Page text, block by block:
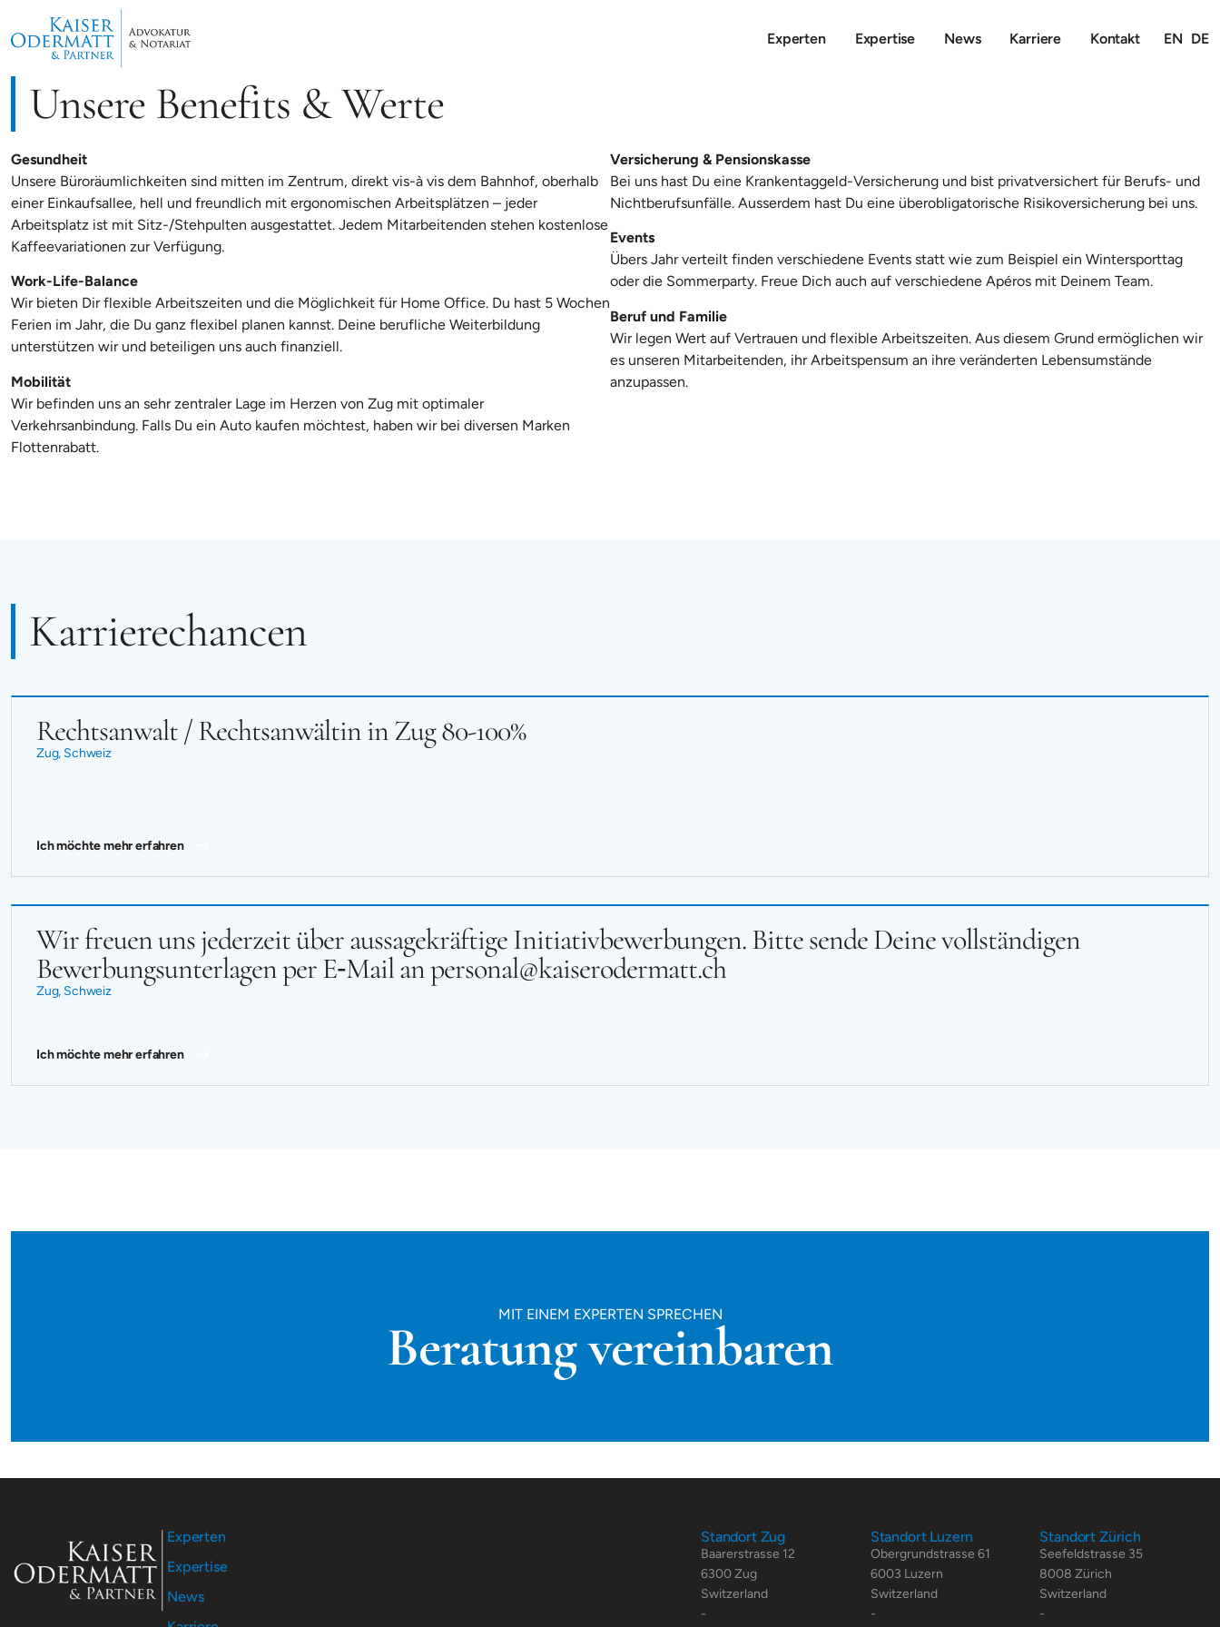
Experten Expertise News Karriere Kontakt EN DE
Unsere Benefits & Werte
Gesundheit
Unsere Büroräumlichkeiten sind mitten im Zentrum, direkt vis-à vis dem Bahnhof, oberhalb
einer Einkaufsallee, hell und freundlich mit ergonomischen Arbeitsplätzen – jeder
Arbeitsplatz ist mit Sitz-/Stehpulten ausgestattet. Jedem Mitarbeitenden stehen kostenlose
Kaffeevariationen zur Verfügung.
Work-Life-Balance
Wir bieten Dir flexible Arbeitszeiten und die Möglichkeit für Home Office. Du hast 5 Wochen
Ferien im Jahr, die Du ganz flexibel planen kannst. Deine berufliche Weiterbildung
unterstützen wir und beteiligen uns auch finanziell.
Mobilität
Wir befinden uns an sehr zentraler Lage im Herzen von Zug mit optimaler
Verkehrsanbindung. Falls Du ein Auto kaufen möchtest, haben wir bei diversen Marken
Flottenrabatt.
Versicherung & Pensionskasse
Bei uns hast Du eine Krankentaggeld-Versicherung und bist privatversichert für Berufs- und
Nichtberufsunfälle. Ausserdem hast Du eine überobligatorische Risikoversicherung bei uns.
Events
Übers Jahr verteilt finden verschiedene Events statt wie zum Beispiel ein Wintersporttag
oder die Sommerparty. Freue Dich auch auf verschiedene Apéros mit Deinem Team.
Beruf und Familie
Wir legen Wert auf Vertrauen und flexible Arbeitszeiten. Aus diesem Grund ermöglichen wir
es unseren Mitarbeitenden, ihr Arbeitspensum an ihre veränderten Lebensumstände
anzupassen.
Karrierechancen
Rechtsanwalt / Rechtsanwältin in Zug 80-100%
Zug, Schweiz
Ich möchte mehr erfahren
Wir freuen uns jederzeit über aussagekräftige Initiativbewerbungen. Bitte sende Deine vollständigen
Bewerbungsunterlagen per E‑Mail an personal@kaiserodermatt.ch
Zug, Schweiz
Ich möchte mehr erfahren
MIT EINEM EXPERTEN SPRECHEN
Beratung vereinbaren
Experten
Expertise
News
Standort Zug
Baarerstrasse 12
6300 Zug
Switzerland
-
Standort Luzern
Obergrundstrasse 61
6003 Luzern
Switzerland
-
Standort Zürich
Seefeldstrasse 35
8008 Zürich
Switzerland
-